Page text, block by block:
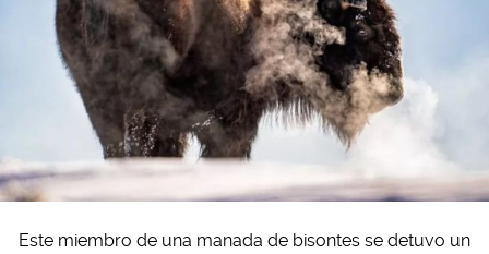
Este miembro de una manada de bisontes se detuvo un